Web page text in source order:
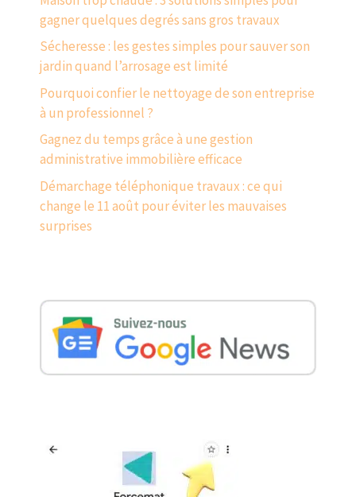
gagner quelques degrés sans gros travaux
Sécheresse : les gestes simples pour sauver son
jardin quand l’arrosage est limité
Pourquoi confier le nettoyage de son entreprise
à un professionnel ?
Gagnez du temps grâce à une gestion
administrative immobilière efficace
Démarchage téléphonique travaux : ce qui
change le 11 août pour éviter les mauvaises
surprises